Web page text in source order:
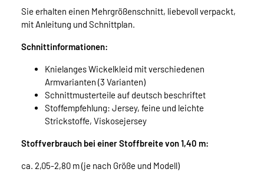
Sie erhalten einen Mehrgrößenschnitt, liebevoll verpackt,
mit Anleitung und Schnittplan.
Schnittinformationen:
Knielanges Wickelkleid mit verschiedenen
Armvarianten (3 Varianten)
Schnittmusterteile auf deutsch beschriftet
Stoffempfehlung: Jersey, feine und leichte
Strickstoffe, Viskosejersey
Stoffverbrauch bei einer Stoffbreite von 1,40 m:
ca. 2,05-2,80 m (je nach Größe und Modell)